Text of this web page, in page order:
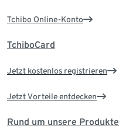
Tchibo Online-Konto
TchiboCard
Jetzt kostenlos registrieren
Jetzt Vorteile entdecken
Rund um unsere Produkte